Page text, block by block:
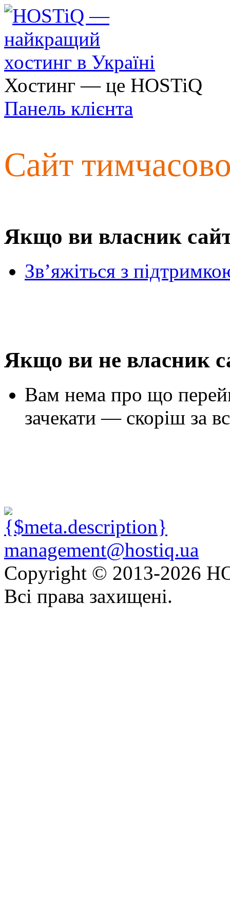
Хостинг — це HOSTiQ
Панель клієнта
Сайт
Якщо ви власник
Зв’яжіться з
Якщо ви не власник
Вам нема про що
зачекати — скоріш за
management@hostiq.ua
Copyright © 2013-2026
Всі права захищені.